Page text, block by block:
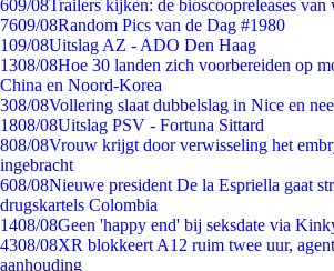
609/08Trailers kijken: de bioscoopreleases van
7609/08Random Pics van de Dag #1980
109/08Uitslag AZ - ADO Den Haag
1308/08Hoe 30 landen zich voorbereiden op
China en Noord-Korea
308/08Vollering slaat dubbelslag in Nice en
1808/08Uitslag PSV - Fortuna Sittard
808/08Vrouw krijgt door verwisseling het
ingebracht
608/08Nieuwe president De la Espriella gaat
drugskartels Colombia
1408/08Geen 'happy end' bij seksdate via
4308/08XR blokkeert A12 ruim twee uur,
aanhouding